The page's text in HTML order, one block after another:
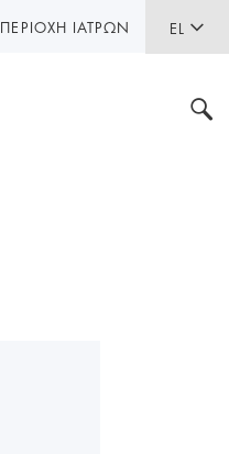
EL
ΠΕΡΙΟΧΉ ΙΑΤΡΏΝ